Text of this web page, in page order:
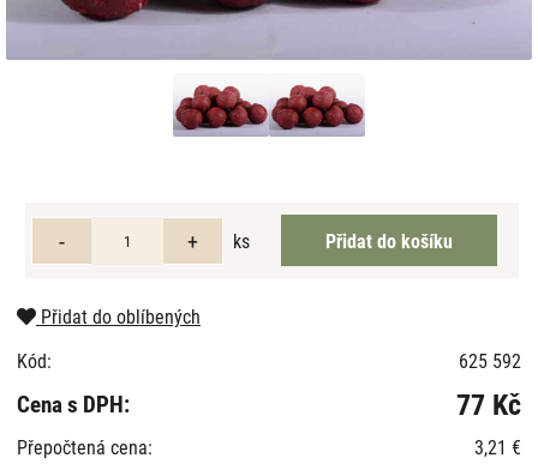
ks
Přidat do oblíbených
Kód:
625 592
Cena s DPH: 77 Kč
Přepočtená cena:
3,21 €